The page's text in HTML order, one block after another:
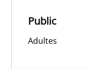
Public
Adultes